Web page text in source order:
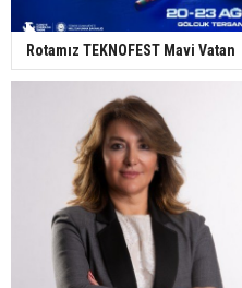
Rotamız TEKNOFEST Mavi Vatan